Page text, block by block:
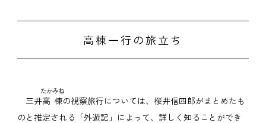
高棟一行の旅立ち
三井高棟
たかみね
の視察旅行については、桜井信四郎がまとめたも
のと推定される「外遊記」によって、詳しく知ることができ